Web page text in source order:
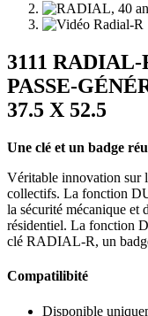
3111
PASSE-
37.5 X 52.5
Une clé et un badge
Véritable innovation sur
collectifs. La fonction
la sécurité mécanique et
résidentiel. La fonction
clé RADIAL-R, un
Compatilibité
Disponible